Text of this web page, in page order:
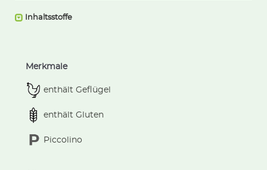
Inhaltsstoffe
Merkmale
enthält Geflügel
enthält Gluten
Piccolino